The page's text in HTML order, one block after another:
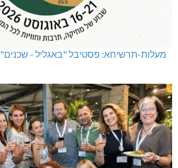
מעלות-תרשיחא: פסטיבל "באגליל - שכנים"